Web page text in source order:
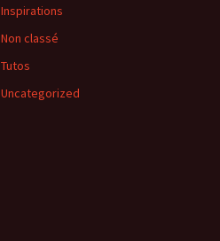
Inspirations
Non classé
Tutos
Uncategorized